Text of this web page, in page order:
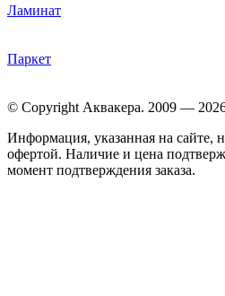
Ламинат
Паркет
© Copyright Аквакера. 2009 —
Информация, указанная на сайте,
офертой. Наличие и цена
момент подтверждения заказа.